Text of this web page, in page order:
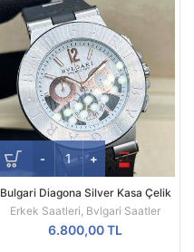
Bulgari Diagona Silver Kasa Çelik
Besel Replika Erkek Kol Saati
Erkek Saatleri Bvlgari Saatler
6.800,00TL